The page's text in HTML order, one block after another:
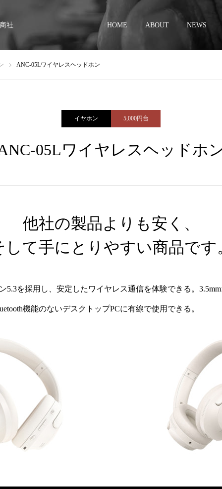
社 HOME ABOUT NEWS
ANC-05Lワイヤレスヘッドホン
イヤホン 5,000円台
05Lワイヤレスヘッドホ
他社の製品よりも安く、
して手にとりやすい商品です
5.3を採用し、安定したワイヤレス通信を体験できる。
機能のないデスクトップPCに有線で使用できる。